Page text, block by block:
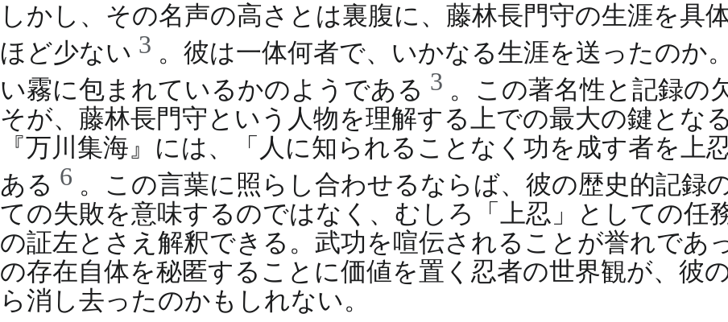
しかし、その名声の高さとは裏腹に、藤林長門守の生涯を具
ほど少ない 3 。彼は一体何者で、いかなる生涯を送ったのか
い霧に包まれているかのようである 3 。この著名性と記録の
そが、藤林長門守という人物を理解する上での最大の鍵とな
『万川集海』には、「人に知られることなく功を成す者を上
ある 6 。この言葉に照らし合わせるならば、彼の歴史的記録
ての失敗を意味するのではなく、むしろ「上忍」としての任
の証左とさえ解釈できる。武功を喧伝されることが誉れであ
の存在自体を秘匿することに価値を置く忍者の世界観が、彼
ら消し去ったのかもしれない。